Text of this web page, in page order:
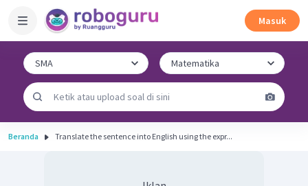
Masuk
Beranda Translate the sentence into English using the expr...